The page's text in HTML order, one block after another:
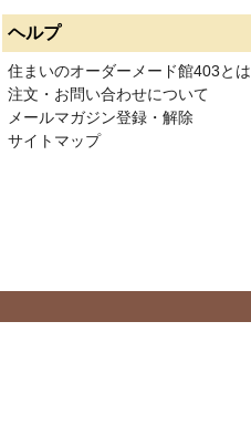
ヘルプ
住まいのオーダーメード館403とは
注文・お問い合わせについて
メールマガジン登録・解除
サイトマップ